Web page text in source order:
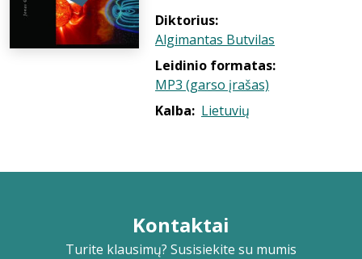
Diktorius:
Algimantas Butvilas
Leidinio formatas:
MP3 (garso įrašas)
Kalba: Lietuvių
Kontaktai
Turite klausimų? Susisiekite su mumis